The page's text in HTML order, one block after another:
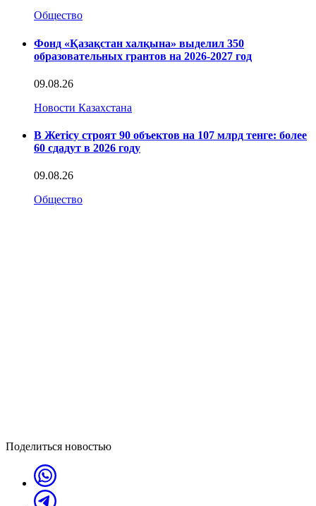
Общество
Фонд «Қазақстан халқына» выделил 350
образовательных грантов на 2026-2027 год
09.08.26
Новости Казахстана
В Жетісу строят 90 объектов на 107 млрд тенге: более
60 сдадут в 2026 году
09.08.26
Общество
Поделиться новостью